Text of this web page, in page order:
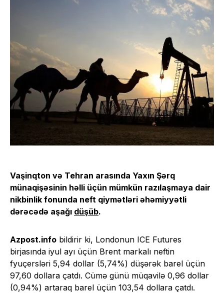
Vaşinqton və Tehran arasında Yaxın Şərq
münaqişəsinin həlli üçün mümkün razılaşmaya dair
nikbinlik fonunda neft qiymətləri əhəmiyyətli
dərəcədə aşağı düşüb.
Azpost.info bildirir ki, Londonun ICE Futures
birjasında iyul ayı üçün Brent markalı neftin
fyuçersləri 5,94 dollar (5,74%) düşərək barel üçün
97,60 dollara çatdı. Cümə günü müqavilə 0,96 dollar
(0,94%) artaraq barel üçün 103,54 dollara çatdı.